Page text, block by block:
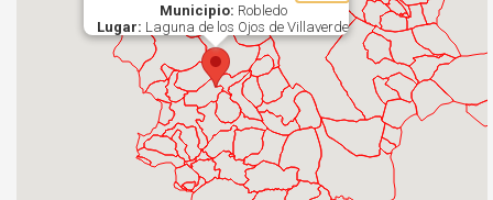
Municipio: Robledo
Lugar: Laguna de los Ojos de Villaverde